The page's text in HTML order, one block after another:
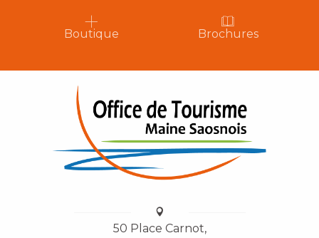
Boutique Brochures
50 Place Carnot,